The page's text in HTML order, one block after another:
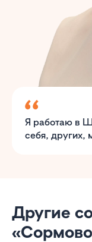
Я работаю в
себя, других,
Другие